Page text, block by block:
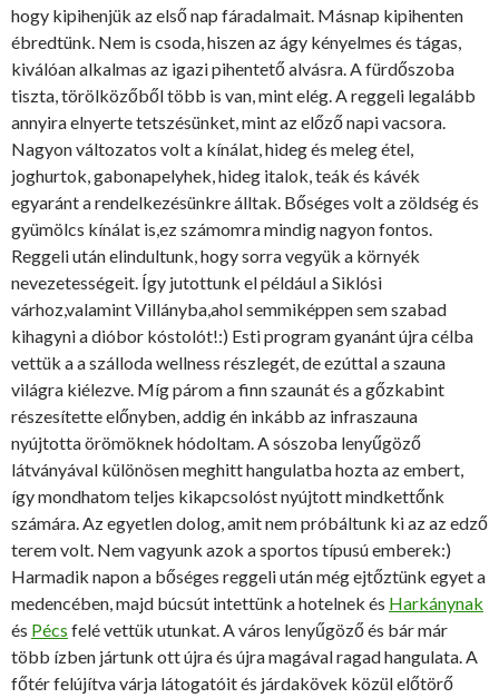
hogy kipihenjük az első nap fáradalmait. Másnap kipihenten
ébredtünk. Nem is csoda, hiszen az ágy kényelmes és tágas,
kiválóan alkalmas az igazi pihentető alvásra. A fürdőszoba
tiszta, törölközőből több is van, mint elég. A reggeli legalább
annyira elnyerte tetszésünket, mint az előző napi vacsora.
Nagyon változatos volt a kínálat, hideg és meleg étel,
joghurtok, gabonapelyhek, hideg italok, teák és kávék
egyaránt a rendelkezésünkre álltak. Bőséges volt a zöldség és
gyümölcs kínálat is,ez számomra mindig nagyon fontos.
Reggeli után elindultunk, hogy sorra vegyük a környék
nevezetességeit. Így jutottunk el például a Siklósi
várhoz,valamint Villányba,ahol semmiképpen sem szabad
kihagyni a dióbor kóstolót!:) Esti program gyanánt újra célba
vettük a a szálloda wellness részlegét, de ezúttal a szauna
világra kiélezve. Míg párom a finn szaunát és a gőzkabint
részesítette előnyben, addig én inkább az infraszauna
nyújtotta örömöknek hódoltam. A sószoba lenyűgöző
látványával különösen meghitt hangulatba hozta az embert,
így mondhatom teljes kikapcsolóst nyújtott mindkettőnk
számára. Az egyetlen dolog, amit nem próbáltunk ki az az edző
terem volt. Nem vagyunk azok a sportos típusú emberek:)
Harmadik napon a bőséges reggeli után még ejtőztünk egyet a
medencében, majd búcsút intettünk a hotelnek és Harkánynak
és Pécs felé vettük utunkat. A város lenyűgöző és bár már
több ízben jártunk ott újra és újra magával ragad hangulata. A
főtér felújítva várja látogatóit és járdakövek közül előtörő